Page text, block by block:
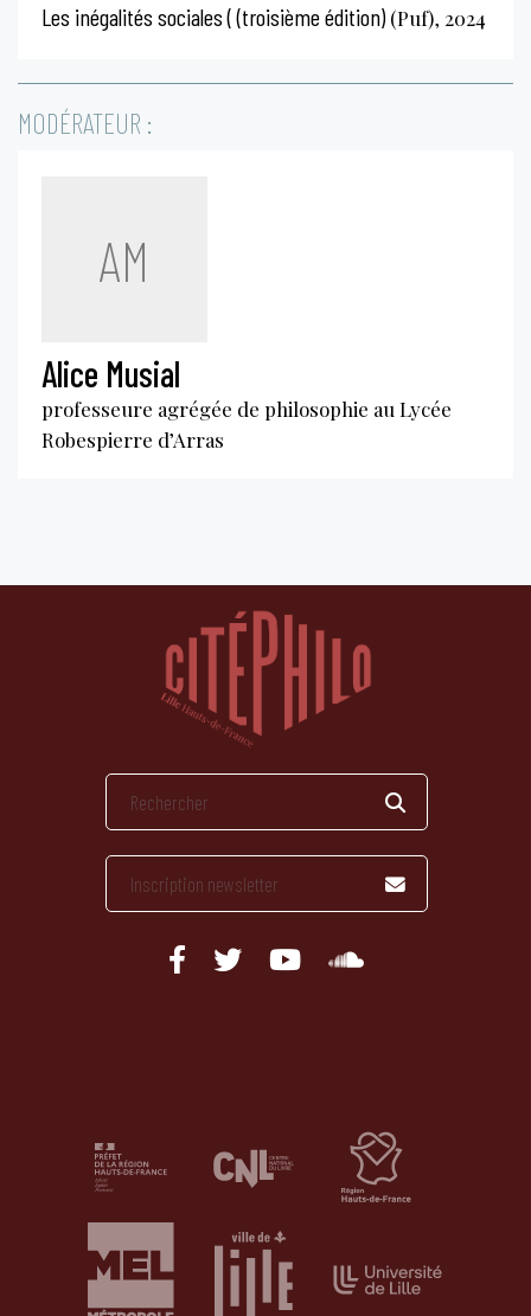
Les inégalités sociales ( (troisième édition)(Puf), 2024
MODÉRATEUR :
AM
Alice Musial
professeure agrégée de philosophie au Lycée
Robespierre d’Arras